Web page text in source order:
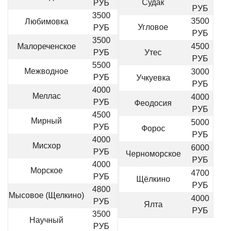
РУБ
Любимовка
3500
РУБ
Малореченское
3500
РУБ
Межводное
5500
РУБ
Меллас
4000
РУБ
Мирный
4500
РУБ
Мисхор
4000
РУБ
Морское
4000
РУБ
Мысовое (Щелкино)
4800
РУБ
Научный
3500
РУБ
Судак
РУБ
Угловое
3500
РУБ
Утес
4500
РУБ
Учкуевка
3000
РУБ
Феодосия
4000
РУБ
Форос
5000
РУБ
Черноморское
6000
РУБ
Щёлкино
4700
РУБ
Ялта
4000
РУБ